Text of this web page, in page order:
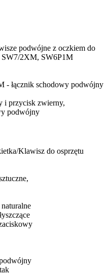
podwójne z oczkiem do
2XM, SW6P1M
- łącznik schodowy podwójny
i przycisk zwierny,
podwójny
Klawisz do osprzętu
naturalne
tak